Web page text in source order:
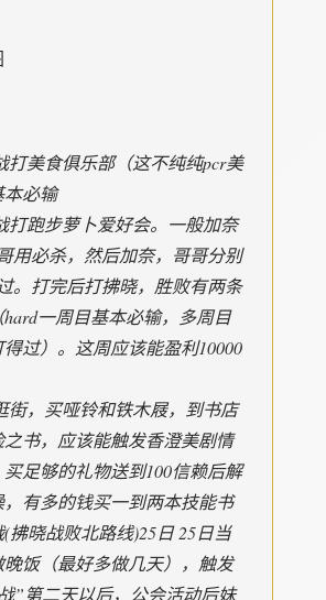
打美食俱乐部（这不纯纯pcr美
本必输
打跑步萝卜爱好会。一般加奈
用必杀，然后加奈，哥哥分别
。打完后打拂晓，胜败有两条
一周目基本必输，多周目
过）。这周应该能盈利10000
街，买哑铃和铁木屐，到书店
之书，应该能触发香澄美剧情
买足够的礼物送到100信赖后解
，有多的钱买一到两本技能书
拂晓战败北路线)25日 25日当
饭（最好多做几天），触发
”第二天以后，公会活动后妹